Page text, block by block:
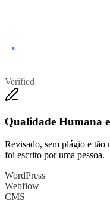
Verified
Qualidade Humana
Revisado, sem plágio e tão
foi escrito por uma pessoa.
WordPress
Webflow
CMS